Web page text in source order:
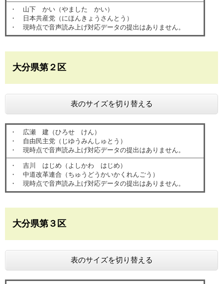
​・ 山下 かい（やました かい）
・ 日本共産党（にほんきょうさんとう）
・ 現時点で音声読み上げ対応データの提出はありません。
大分県第２区
表のサイズを切り替える
・ 広瀬 建（ひろせ けん）
・ 自由民主党（じゆうみんしゅとう）
・ 現時点で音声読み上げ対応データの提出はありません。
・ 吉川 はじめ（よしかわ はじめ）
・ 中道改革連合（ちゅうどうかいかくれんごう）
・ 現時点で音声読み上げ対応データの提出はありません。
大分県第３区
表のサイズを切り替える